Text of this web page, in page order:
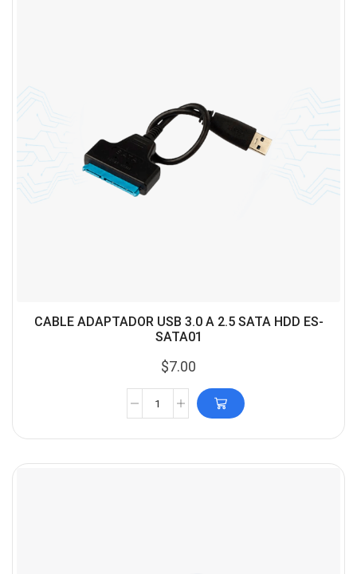
CABLE ADAPTADOR USB 3.0 A 2.5 SATA HDD ES-
SATA01
$7.00